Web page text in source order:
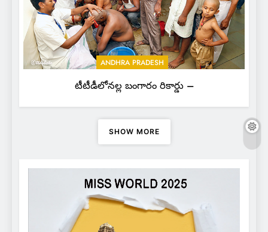
ANDHRA PRADESH
టీటీడీలోనల్ల బంగారం రికార్డు –
SHOW MORE